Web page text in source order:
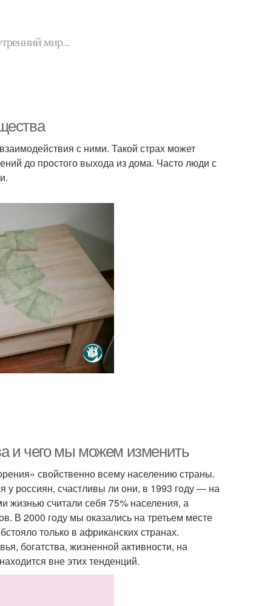
мир...
с ними. Такой страх может
до простого выхода из дома. Часто люди с
и чего мы можем изменить
свойственно всему населению страны.
у россиян, счастливы ли они, в 1993 году — на
считали себя 75% населения, а
В 2000 году мы оказались на третьем месте
только в африканских странах.
богатства, жизненной активности, на
вне этих тенденций.